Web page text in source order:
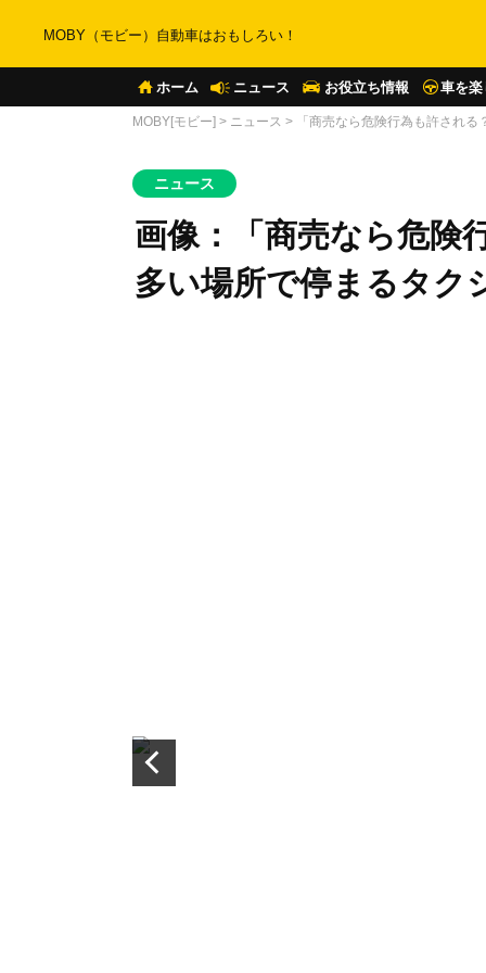
MOBY（モビー）自動車はおもしろい！
ホーム ニュース お役立ち情報 車を楽
MOBY[モビー] > ニュース > 「商売なら危険行為も許され
ニュース
画像：「商売なら危険
多い場所で停まるタク